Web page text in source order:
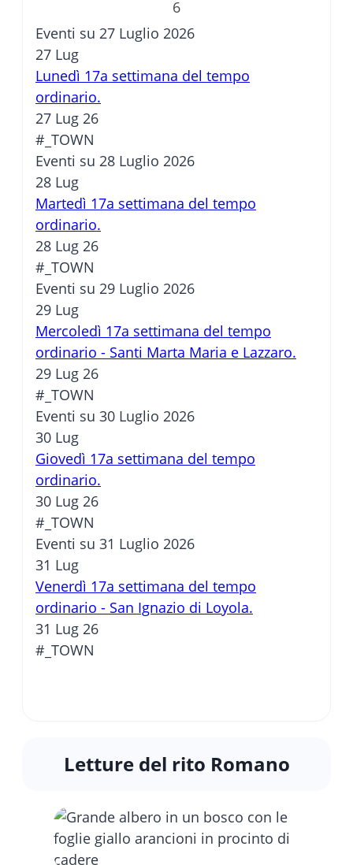
6
Eventi su 27 Luglio 2026
27 Lug
Lunedì 17a settimana del tempo
ordinario.
27 Lug 26
#_TOWN
Eventi su 28 Luglio 2026
28 Lug
Martedì 17a settimana del tempo
ordinario.
28 Lug 26
#_TOWN
Eventi su 29 Luglio 2026
29 Lug
Mercoledì 17a settimana del tempo
ordinario - Santi Marta Maria e Lazzaro.
29 Lug 26
#_TOWN
Eventi su 30 Luglio 2026
30 Lug
Giovedì 17a settimana del tempo
ordinario.
30 Lug 26
#_TOWN
Eventi su 31 Luglio 2026
31 Lug
Venerdì 17a settimana del tempo
ordinario - San Ignazio di Loyola.
31 Lug 26
#_TOWN
Letture del rito Romano